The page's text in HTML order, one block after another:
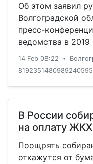
Об этом заявил
Волгоградской
пресс-
ведомства в
медицинских
колеблется от 7
14 Feb 08:22 •
В России
на оплату ЖКХ
Поощрять
откажутся от